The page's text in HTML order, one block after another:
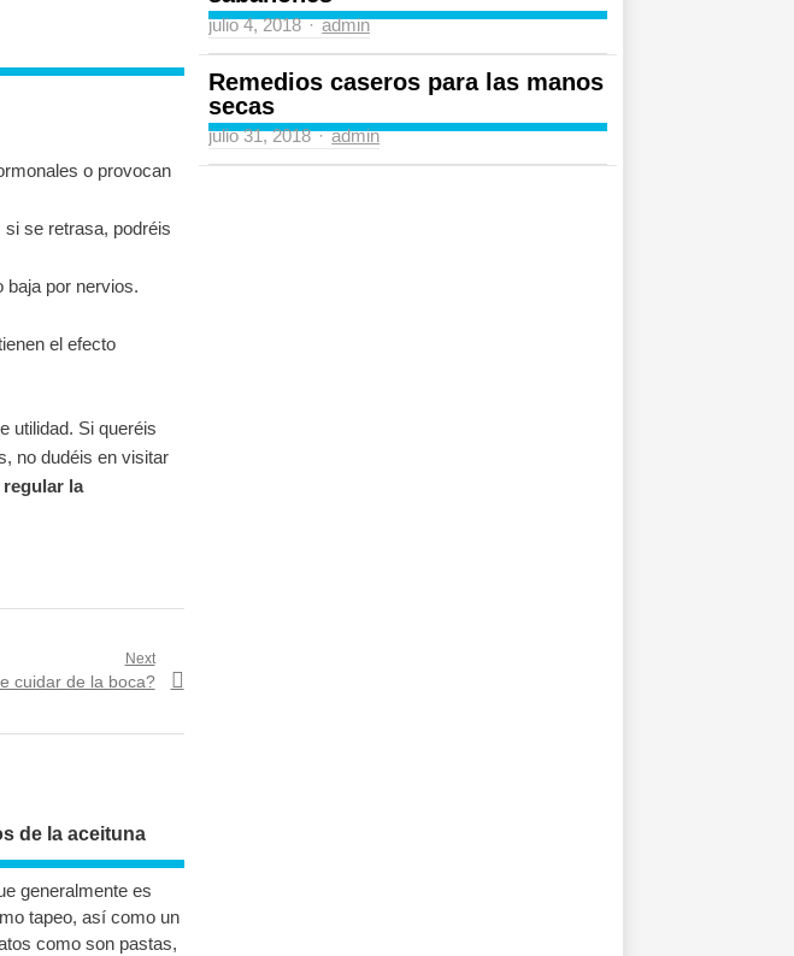
o provocan
se retrasa, podréis
baja por nervios.
el efecto
utilidad. Si queréis
no dudéis en visitar
la
Next
cuidar de la boca?
de la aceituna
generalmente es
tapeo, así como un
como son pastas,
julio 4, 2018 Author
admin
Remedios caseros para las manos
secas
julio 31, 2018 Author
admin